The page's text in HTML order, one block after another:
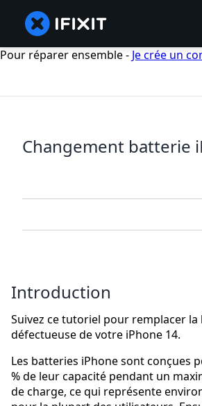
Pour réparer ensemble - Je crée un
Changement batterie
Introduction
Suivez ce tutoriel pour remplacer
défectueuse de votre iPhone 14.
Les batteries iPhone sont conçues
% de leur capacité pendant un
de charge, ce qui représente